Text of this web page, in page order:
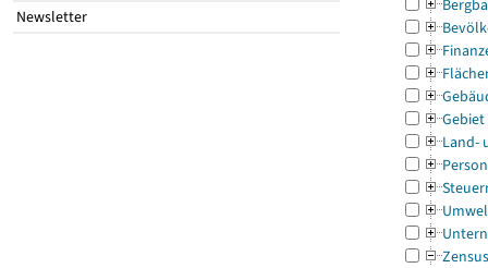
Newsletter
Gebiet
Land-
Zensus